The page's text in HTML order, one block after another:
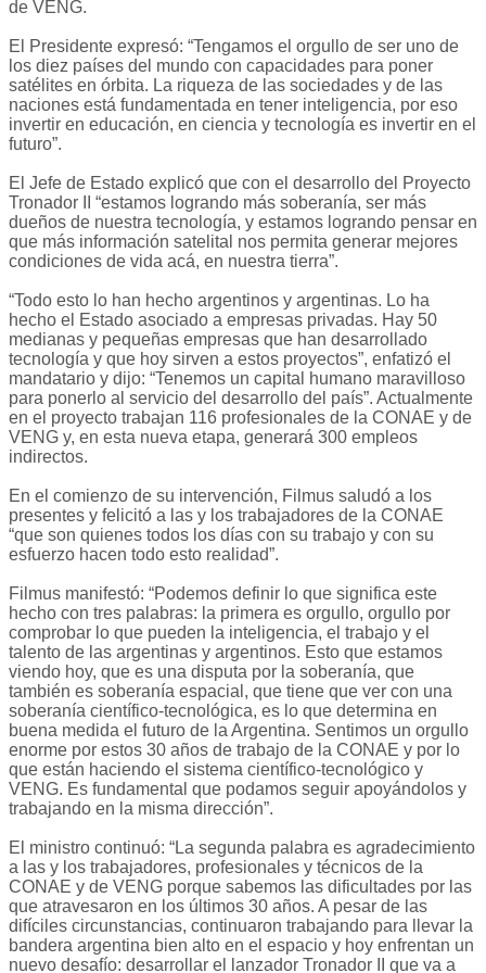
de VENG.
El Presidente expresó: “Tengamos el orgullo de ser uno de
los diez países del mundo con capacidades para poner
satélites en órbita. La riqueza de las sociedades y de las
naciones está fundamentada en tener inteligencia, por eso
invertir en educación, en ciencia y tecnología es invertir en el
futuro”.
El Jefe de Estado explicó que con el desarrollo del Proyecto
Tronador II “estamos logrando más soberanía, ser más
dueños de nuestra tecnología, y estamos logrando pensar en
que más información satelital nos permita generar mejores
condiciones de vida acá, en nuestra tierra”.
“Todo esto lo han hecho argentinos y argentinas. Lo ha
hecho el Estado asociado a empresas privadas. Hay 50
medianas y pequeñas empresas que han desarrollado
tecnología y que hoy sirven a estos proyectos”, enfatizó el
mandatario y dijo: “Tenemos un capital humano maravilloso
para ponerlo al servicio del desarrollo del país”. Actualmente
en el proyecto trabajan 116 profesionales de la CONAE y de
VENG y, en esta nueva etapa, generará 300 empleos
indirectos.
En el comienzo de su intervención, Filmus saludó a los
presentes y felicitó a las y los trabajadores de la CONAE
“que son quienes todos los días con su trabajo y con su
esfuerzo hacen todo esto realidad”.
Filmus manifestó: “Podemos definir lo que significa este
hecho con tres palabras: la primera es orgullo, orgullo por
comprobar lo que pueden la inteligencia, el trabajo y el
talento de las argentinas y argentinos. Esto que estamos
viendo hoy, que es una disputa por la soberanía, que
también es soberanía espacial, que tiene que ver con una
soberanía científico-tecnológica, es lo que determina en
buena medida el futuro de la Argentina. Sentimos un orgullo
enorme por estos 30 años de trabajo de la CONAE y por lo
que están haciendo el sistema científico-tecnológico y
VENG. Es fundamental que podamos seguir apoyándolos y
trabajando en la misma dirección”.
El ministro continuó: “La segunda palabra es agradecimiento
a las y los trabajadores, profesionales y técnicos de la
CONAE y de VENG porque sabemos las dificultades por las
que atravesaron en los últimos 30 años. A pesar de las
difíciles circunstancias, continuaron trabajando para llevar la
bandera argentina bien alto en el espacio y hoy enfrentan un
nuevo desafío: desarrollar el lanzador Tronador II que va a